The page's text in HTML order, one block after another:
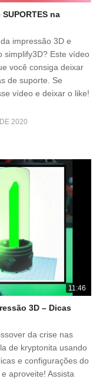
na
impressão 3D e
simplify3D? Este vídeo
você consiga deixar
de suporte. Se
vídeo e deixar o like!
2020
11:46
3D – Dicas
da crise nas
de kryptonita usando
e configurações do
aproveite! Assista